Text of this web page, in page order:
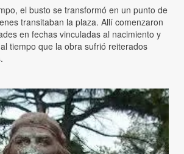
el busto se transformó en un punto de
transitaban la plaza. Allí comenzaron
en fechas vinculadas al nacimiento y
tiempo que la obra sufrió reiterados